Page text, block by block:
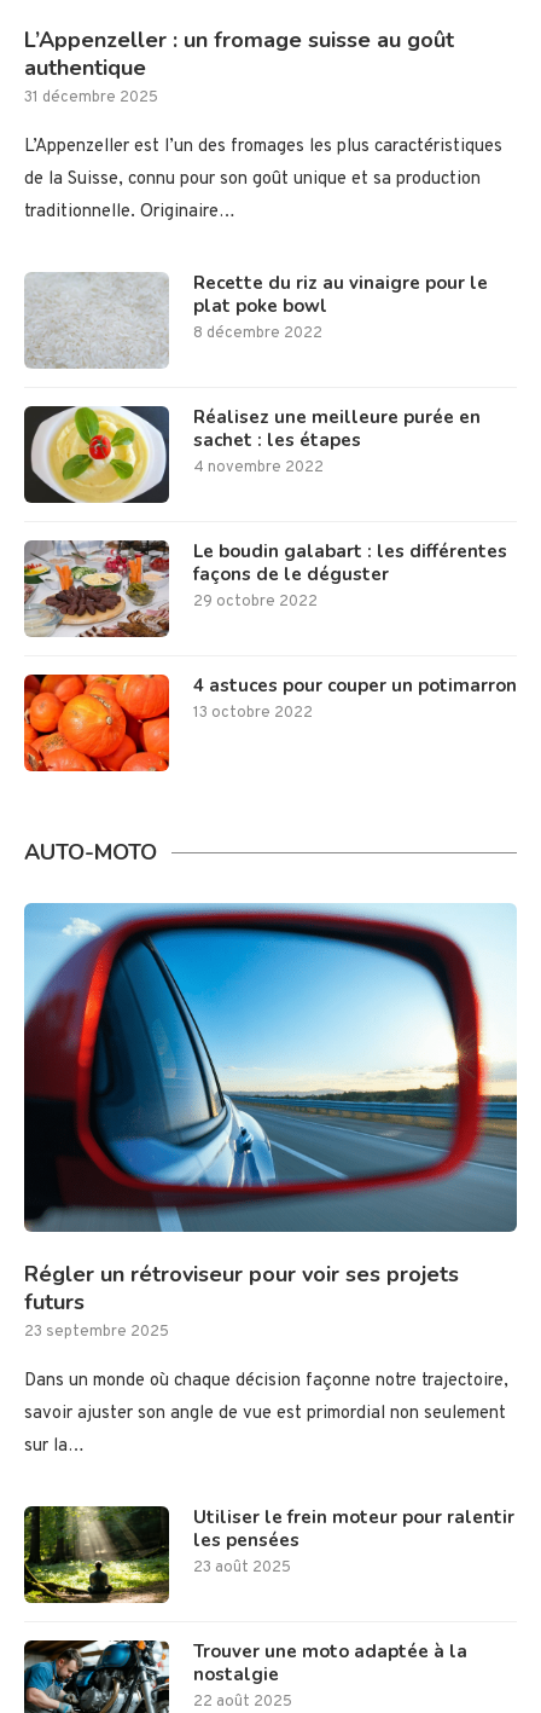
L’Appenzeller : un fromage suisse au goût
authentique
31 décembre 2025
L’Appenzeller est l’un des fromages les plus caractéristiques
de la Suisse, connu pour son goût unique et sa production
traditionnelle. Originaire…
Recette du riz au vinaigre pour le
plat poke bowl
8 décembre 2022
Réalisez une meilleure purée en
sachet : les étapes
4 novembre 2022
Le boudin galabart : les différentes
façons de le déguster
29 octobre 2022
4 astuces pour couper un potimarron
13 octobre 2022
AUTO-MOTO
Régler un rétroviseur pour voir ses projets
futurs
23 septembre 2025
Dans un monde où chaque décision façonne notre trajectoire,
savoir ajuster son angle de vue est primordial non seulement
sur la…
Utiliser le frein moteur pour ralentir
les pensées
23 août 2025
Trouver une moto adaptée à la
nostalgie
22 août 2025